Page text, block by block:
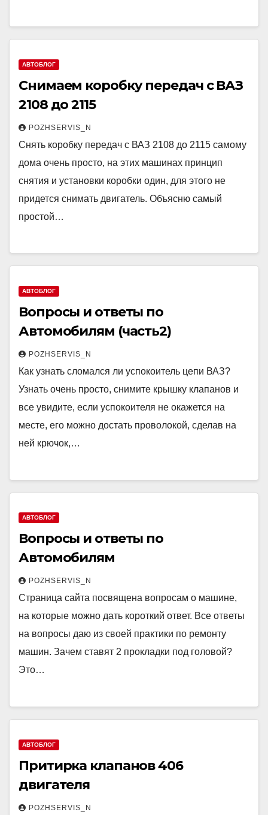
АВТОБЛОГ
Снимаем коробку передач с ВАЗ
2108 до 2115
POZHSERVIS_N
Снять коробку передач с ВАЗ 2108 до 2115 самому
дома очень просто, на этих машинах принцип
снятия и установки коробки один, для этого не
придется снимать двигатель. Объясню самый
простой…
АВТОБЛОГ
Вопросы и ответы по
Автомобилям (часть2)
POZHSERVIS_N
Как узнать сломался ли успокоитель цепи ВАЗ?
Узнать очень просто, снимите крышку клапанов и
все увидите, если успокоителя не окажется на
месте, его можно достать проволокой, сделав на
ней крючок,…
АВТОБЛОГ
Вопросы и ответы по
Автомобилям
POZHSERVIS_N
Страница сайта посвящена вопросам о машине,
на которые можно дать короткий ответ. Все ответы
на вопросы даю из своей практики по ремонту
машин. Зачем ставят 2 прокладки под головой?
Это…
АВТОБЛОГ
Притирка клапанов 406
двигателя
POZHSERVIS_N